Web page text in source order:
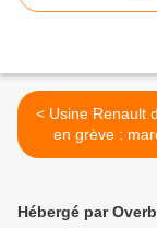
< Usine Renault de Choisy
en grève :
soutien samedi
Hébergé par